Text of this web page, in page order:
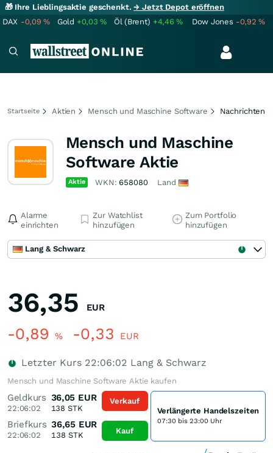
🎁 Ihre Lieblingsaktie geschenkt.→ Jetzt Depot eröffnen
DAX -0,09% Gold +0,03% Öl (Brent) +4,46% Dow Jones -0,92%
Startseite Aktien Mensch und Maschine Software Nachrichten
Mensch und Maschine
Software Aktie
Aktie WKN: 658080 Land
Alarme
einrichten
Zur Watchlist
hinzufügen
Zum Portfolio
hinzufügen
Lang & Schwarz
36,35 EUR
-0,89 % -0,33 EUR
Letzter Kurs 22:06:02 Lang & Schwarz
Mensch und Maschine Software Aktie kaufen
Geldkurs
22:06:02
36,05 EUR
138 STK
Briefkurs
22:06:02
36,65 EUR
138 STK
Verkauf
Kauf
Verlängerte Handelszeiten
07:30 bis 23:00 Uhr